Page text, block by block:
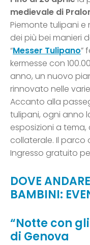
medievale di
Piemonte tulipani
dei più bei manieri
“Messer Tulipano”
kermesse con
anno, un nuovo
rinnovato nelle
Accanto alla
tulipani, ogni anno
esposizioni a
collaterale. Il parco
Ingresso gratuito
DOVE
BAMBINI:
“Notte con
di Genova